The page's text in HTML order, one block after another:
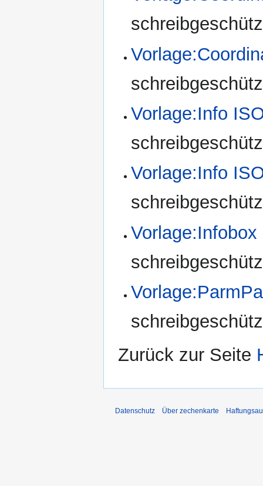
Vorlage:Info
Vorlage:Info
Zurück zur Seite
Datenschutz Über zechenkarte